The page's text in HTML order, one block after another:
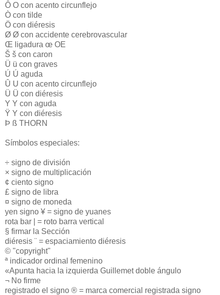
Ô O con acento circunflejo
Ò con tilde
Ö con diéresis
Ø Ø con accidente cerebrovascular
Œ ligadura œ OE
Š š con caron
Ü ü con graves
Ú Ú aguda
Û U con acento circunflejo
Ü Ü con diéresis
Y Y con aguda
Ÿ Y con diéresis
Þ ß THORN
Símbolos especiales:
÷ signo de división
× signo de multiplicación
¢ ciento signo
£ signo de libra
¤ signo de moneda
yen signo ¥ = signo de yuanes
rota bar | = roto barra vertical
§ firmar la Sección
diéresis ¨ = espaciamiento diéresis
© "copyright"
ª indicador ordinal femenino
«Apunta hacia la izquierda Guillemet doble ángulo
¬ No firme
registrado el signo ® = marca comercial registrada signo